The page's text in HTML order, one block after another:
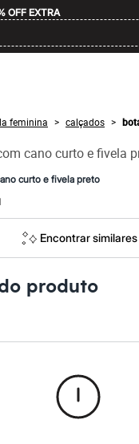
OFF EXTRA
feminina > calçados >
curto e fivela preto
Encontrar similares
produto